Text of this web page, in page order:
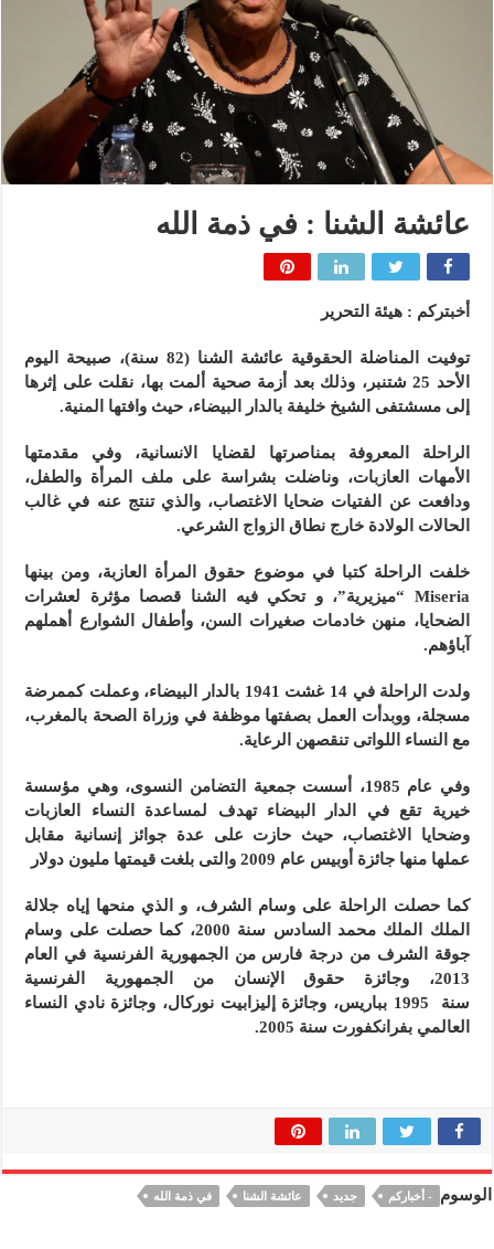
عائشة الشنا : في ذمة الله
أخبتركم : هيئة التحرير
توفيت المناضلة الحقوقية عائشة الشنا (82 سنة)، صبيحة اليوم
الأحد 25 شتنبر، وذلك بعد أزمة صحية ألمت بها، نقلت على إثرها
إلى مسشتفى الشيخ خليفة بالدار البيضاء، حيث وافتها المنية.
الراحلة المعروفة بمناصرتها لقضايا الانسانية، وفي مقدمتها
الأمهات العازبات، وناضلت بشراسة على ملف المرأة والطفل،
ودافعت عن الفتيات ضحايا الاغتصاب، والذي تنتج عنه في غالب
الحالات الولادة خارج نطاق الزواج الشرعي.
خلفت الراحلة كتبا في موضوع حقوق المرأة العازبة، ومن بينها
Miseria “ميزيرية”، و تحكي فيه الشنا قصصا مؤثرة لعشرات
الضحايا، منهن خادمات صغيرات السن، وأطفال الشوارع أهملهم
آباؤهم.
ولدت الراحلة في 14 غشت 1941 بالدار البيضاء، وعملت كممرضة
مسجلة، ووبدأت العمل بصفتها موظفة في وزراة الصحة بالمغرب،
مع النساء اللواتى تنقصهن الرعاية.
وفي عام 1985، أسست جمعية التضامن النسوى، وهي مؤسسة
خيرية تقع في الدار البيضاء تهدف لمساعدة النساء العازبات
وضحايا الاغتصاب، حيث حازت على عدة جوائز إنسانية مقابل
عملها منها جائزة أوبيس عام 2009 والتى بلغت قيمتها مليون دولار
كما حصلت الراحلة على وسام الشرف، و الذي منحها إياه جلالة
الملك الملك محمد السادس سنة 2000، كما حصلت على وسام
جوقة الشرف من درجة فارس من الجمهورية الفرنسية في العام
2013، وجائزة حقوق الإنسان من الجمهورية الفرنسية
سنة 1995 بباريس، وجائزة إليزابيت نوركال، وجائزة نادي النساء
العالمي بفرانكفورت سنة 2005.
الوسوم - أخباركم جديد عائشة الشنا في ذمة الله